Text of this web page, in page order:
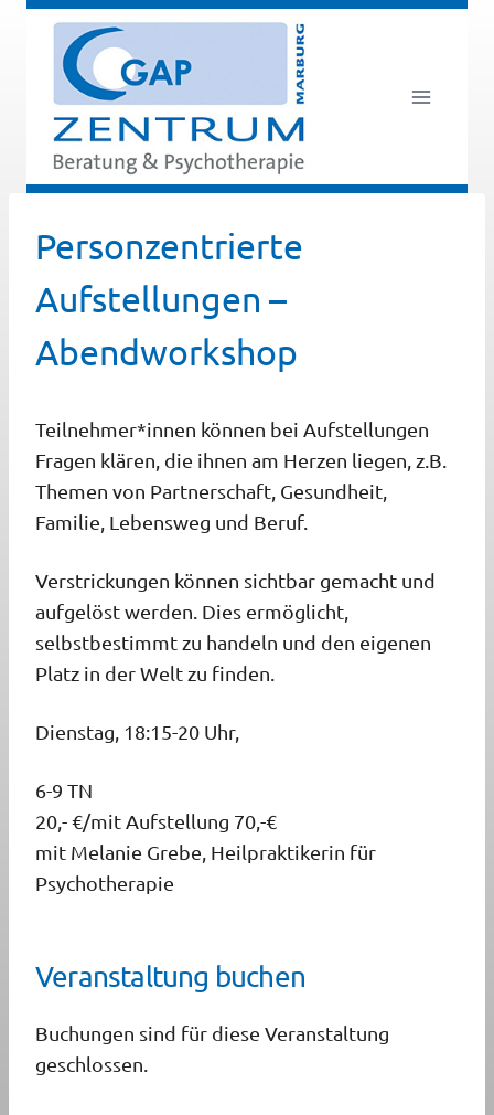
Zum
springen
Personzentrierte
Aufstellungen –
Abendworkshop
Teilnehmer*innen können bei Aufstellungen
Fragen klären, die ihnen am Herzen liegen, z.B.
Themen von Partnerschaft, Gesundheit,
Familie, Lebensweg und Beruf.
Verstrickungen können sichtbar gemacht und
aufgelöstwerden. Dies ermöglicht,
selbstbestimmt zu handeln und den eigenen
Platz in der Welt zu finden.
Dienstag, 18:15-20 Uhr,
6-9 TN
20,- €/mit Aufstellung 70,-€
mit Melanie Grebe, Heilpraktikerin für
Psychotherapie
Veranstaltung buchen
Buchungen sind für diese Veranstaltung
geschlossen.